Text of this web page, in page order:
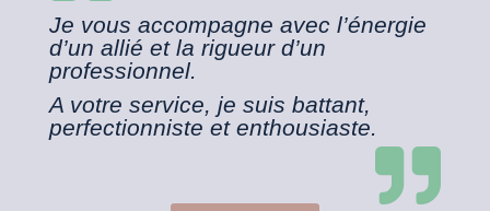
Je vous accompagne avec l’énergie
d’un allié et la rigueur d’un
professionnel.
A votre service, je suis battant,
perfectionniste et enthousiaste.
